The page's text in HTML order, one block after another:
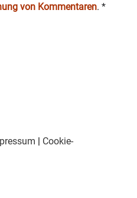
von Kommentaren. *
| Cookie-